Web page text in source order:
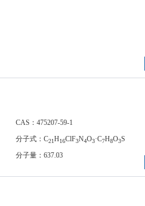
CAS：475207-59-1
分子式：C21H16ClF3N4O3·C7H8O3S
分子量：637.03